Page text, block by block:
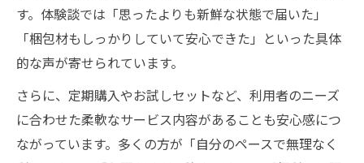
す。体験談では「思ったよりも新鮮な状態で届いた」
「梱包材もしっかりしていて安心できた」といった具体
的な声が寄せられています。
さらに、定期購入やお試しセットなど、利用者のニーズ
に合わせた柔軟なサービス内容があることも安心感につ
ながっています。多くの方が「自分のペースで無理なく